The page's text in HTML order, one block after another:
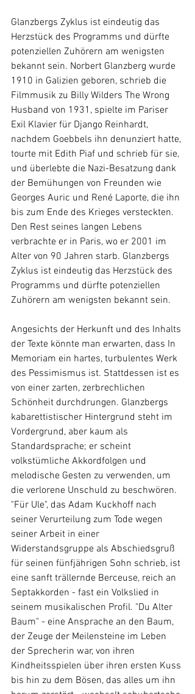
Glanzbergs Zyklus ist eindeutig das
Herzstück des Programms und dürfte
potenziellen Zuhörern am wenigsten
bekannt sein. Norbert Glanzberg wurde
1910 in Galizien geboren, schrieb die
Filmmusik zu Billy Wilders The Wrong
Husband von 1931, spielte im Pariser
Exil Klavier für Django Reinhardt,
nachdem Goebbels ihn denunziert hatte,
tourte mit Edith Piaf und schrieb für sie,
und überlebte die Nazi-Besatzung dank
der Bemühungen von Freunden wie
Georges Auric und René Laporte, die ihn
bis zum Ende des Krieges versteckten.
Den Rest seines langen Lebens
verbrachte er in Paris, wo er 2001 im
Alter von 90 Jahren starb. Glanzbergs
Zyklus ist eindeutig das Herzstück des
Programms und dürfte potenziellen
Zuhörern am wenigsten bekannt sein.
Angesichts der Herkunft und des Inhalts
der Texte könnte man erwarten, dass In
Memoriam ein hartes, turbulentes Werk
des Pessimismus ist. Stattdessen ist es
von einer zarten, zerbrechlichen
Schönheit durchdrungen. Glanzbergs
kabarettistischer Hintergrund steht im
Vordergrund, aber kaum als
Standardsprache; er scheint
volkstümliche Akkordfolgen und
melodische Gesten zu verwenden, um
die verlorene Unschuld zu beschwören.
"Für Ule", das Adam Kuckhoff nach
seiner Verurteilung zum Tode wegen
seiner Arbeit in einer
Widerstandsgruppe als Abschiedsgruß
für seinen fünfjährigen Sohn schrieb, ist
eine sanft trällernde Berceuse, reich an
Septakkorden - fast ein Volkslied in
seinem musikalischen Profil. "Du Alter
Baum" - eine Ansprache an den Baum,
der Zeuge der Meilensteine im Leben
der Sprecherin war, von ihren
Kindheitsspielen über ihren ersten Kuss
bis hin zu dem Bösen, das alles um ihn